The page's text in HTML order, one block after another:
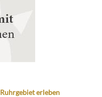
Ruhrgebiet erleben